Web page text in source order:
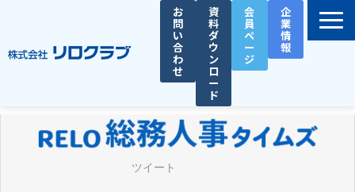
お
問
い
合
わ
せ
資
料
ダ
ウ
ン
ロ
ー
ド
会
員
ペ
ー
ジ
企
業
情
報
選ばれる理由
サービス一覧
お役立ち資料
ツイート